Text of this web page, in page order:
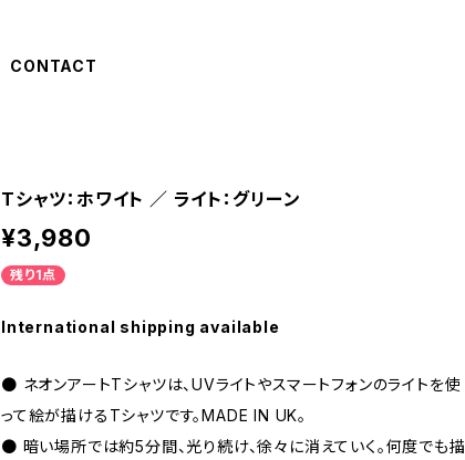
CONTACT
Tシャツ：ホワイト ／ ライト：グリーン
¥3,980
残り1点
International shipping available
● ネオンアートTシャツは、UVライトやスマートフォンのライトを使
って絵が描けるTシャツです。MADE IN UK。
● 暗い場所では約5分間、光り続け、徐々に消えていく。何度でも描